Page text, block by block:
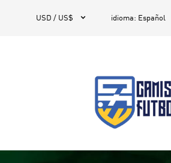
USD / US$  idioma: Español